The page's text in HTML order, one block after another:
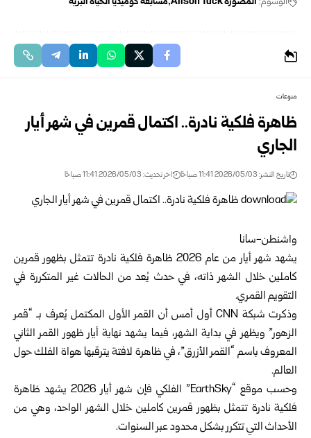
منوعات
ظاهرة فلكية نادرة.. اكتمال قمرين في شهر أيار
الجاري
تاريخ النشر: 2026/05/03 11:41 صباحًا اخر تحديث: 2026/05/03 11:41 صباحًا
واشنطن-سانا
يشهد شهر أيار من عام 2026 ظاهرة فلكية نادرة تتمثل بظهور قمرين
كاملين خلال الشهر ذاته، في حدث يُعد من الحالات غير المتكررة في
التقويم القمري.
وذكرت شبكة CNN أول أمس أن القمر الأول المكتمل يُعرف بـ “قمر
الزهور” ويظهر في بداية الشهر، فيما يشهد نهاية أيار ظهور القمر الثاني
المعروف باسم “القمر الأزرق”، في ظاهرة لافتة يترقبها هواة الفلك حول
العالم.
وحسب موقع “EarthSky” الفلكي فإن شهر أيار 2026 يشهد ظاهرة
فلكية نادرة تتمثل بظهور قمرين كاملين خلال الشهر الواحد، وهي من
الأحداث التي تتكرر بشكل محدود عبر السنوات.